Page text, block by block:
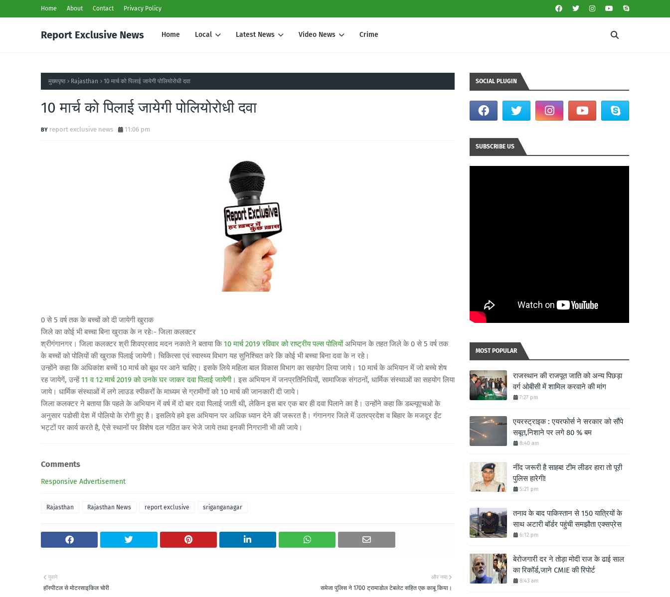
Home About Contact Privacy Policy
Report Exclusive News Home Local Latest News Video News Crime
मुख्यपृष्ठ Rajasthan 10 मार्च को पिलाई जायेगी पोलियोरोधी दवा
10 मार्च को पिलाई जायेगी पोलियोरोधी दवा
report exclusive news 11:06 pm
0 से 5 वर्ष तक के बच्चों को दी जायेगी खुराक
जिले का कोई भी बच्चा बिना खुराक के न रहेः- जिला कलक्टर
श्रीगंगानगर। जिला कलक्टर श्री शिवप्रसाद मदन नकाते ने बताया कि10 मार्च 2019 रविवार को राष्ट्रीय पल्स पोलियोंअभियान के तहत जिले के 0 से 5 वर्ष तक
के बच्चों को पोलियों की खुराक पिलाई जायेगी। चिकित्सा एवं स्वास्थ्य विभाग यह सुनिश्चित करे कि कोई भी बच्चा बिना दवा के न रहे।
उन्होंने कहा कि अधिकांश बच्चें 10 मार्च को बूथ पर आने चाहिए। इसके लिये महिला बाल विकास विभाग का सहयोग लिया जाये। 10 मार्च के अभियान में जो बच्चे शेष
रह जायेगें, उन्हें11 व 12 मार्च 2019 को उनके घर जाकर दवा पिलाई जायेगी। इस अभियान में जनप्रतिनिधियों, सामाजिक संगठनों, धार्मिक संस्थाओं का सहयोग लिया
जाये। धार्मिक संस्थाओं में लगे लाउड स्पीकरों के माध्यम से ग्रामीणों को 10 मार्च की जानकारी दी जाये।
जिला कलक्टर ने बताया कि पहले के अभियान में वर्ष में दो बार दवा पिलाई जाती थी, लेकिन इस बार एक बार ही दवा पिलाने का है। उन्होंने कहा कि डब्ल्यूएचओ के
अनुसार पडोसी देश में पोलियो के रोगी हुए है। इसलिये हमे इस अभियान पर अधिक ध्यान देने की जरूरत है। गंगानगर जिले में उतरप्रदेश व बिहार के मजदूर ईंट
भट्टों पर कार्य करते है, ऐसे स्थानों पर विशेष दल गठित कर भेजे जाये तथा इनकी निगरानी भी की जाये।
Comments
Responsive Advertisement
Rajasthan Rajasthan News report exclusive sriganganagar
और नया
समेजा पुलिस ने 1700 ट्रामाडोल टेबलेट सहित एक काबू किया।
पुराने
हॉस्पीटल से मोटरसाइकिल चोरी
SOCIAL PLUGIN
SUBSCRIBE US
MOST POPULAR
राजस्थान की राजपूत जाति को अन्य पिछड़ा
वर्ग ओबीसी में शामिल करवाने की मांग
7:27 pm
एयरस्ट्राइक : एयरफोर्स ने सरकार को सौंपे
सबूत,निशाने पर लगे 80 % बम
8:40 am
नींद जरूरी है साहब! टीम लीडर हारा तो पूरी
पुलिस हारेगी!
5:21 pm
तनाव के बाद पाकिस्तान से 150 यात्रियों के
साथ अटारी बॉर्डर पहुंची समझौता एक्सप्रेस
6:12 pm
बेरोजगारी दर ने तोड़ा मोदी राज के ढाई साल
का रिकॉर्ड,जाने CMIE की रिपोर्ट
8:43 am